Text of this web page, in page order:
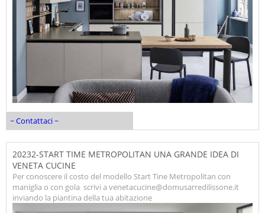
~ Contattaci ~
20232-START TIME METROPOLITAN UNA GRANDE IDEA DI
VENETA CUCINE
Per conoscere il costo del modello Start Tine Metropolitan con
maniglia o con gola scrivi a venetacucine@domusarredilissone.it
inviando la piantina della tua abitazione